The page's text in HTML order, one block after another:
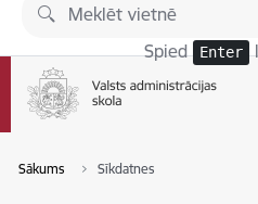
Pāriet uz lapas saturu
Spied Enter
Sākums Sīkdatnes